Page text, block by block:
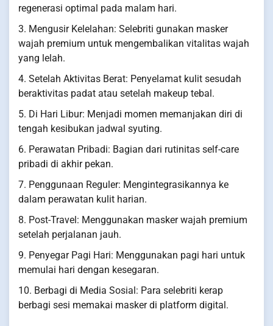
regenerasi optimal pada malam hari.
3. Mengusir Kelelahan: Selebriti gunakan masker
wajah premium untuk mengembalikan vitalitas wajah
yang lelah.
4. Setelah Aktivitas Berat: Penyelamat kulit sesudah
beraktivitas padat atau setelah makeup tebal.
5. Di Hari Libur: Menjadi momen memanjakan diri di
tengah kesibukan jadwal syuting.
6. Perawatan Pribadi: Bagian dari rutinitas self-care
pribadi di akhir pekan.
7. Penggunaan Reguler: Mengintegrasikannya ke
dalam perawatan kulit harian.
8. Post-Travel: Menggunakan masker wajah premium
setelah perjalanan jauh.
9. Penyegar Pagi Hari: Menggunakan pagi hari untuk
memulai hari dengan kesegaran.
10. Berbagi di Media Sosial: Para selebriti kerap
berbagi sesi memakai masker di platform digital.